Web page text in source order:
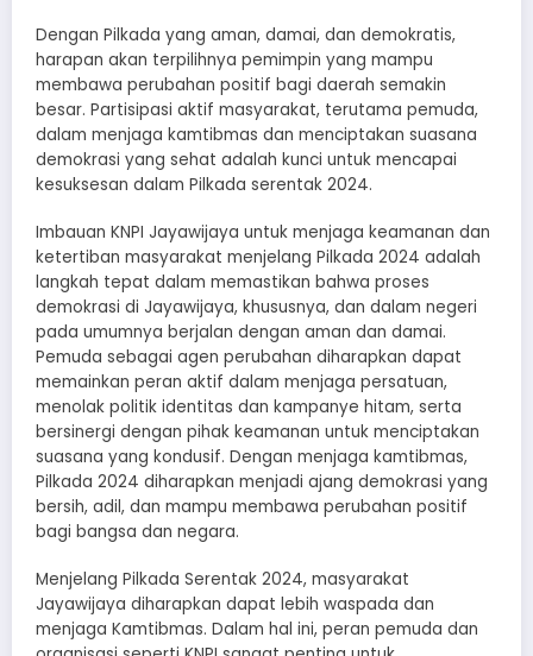
Dengan Pilkada yang aman, damai, dan demokratis,
harapan akan terpilihnya pemimpin yang mampu
membawa perubahan positif bagi daerah semakin
besar. Partisipasi aktif masyarakat, terutama pemuda,
dalam menjaga kamtibmas dan menciptakan suasana
demokrasi yang sehat adalah kunci untuk mencapai
kesuksesan dalam Pilkada serentak 2024.
Imbauan KNPI Jayawijaya untuk menjaga keamanan dan
ketertiban masyarakat menjelang Pilkada 2024 adalah
langkah tepat dalam memastikan bahwa proses
demokrasi di Jayawijaya, khususnya, dan dalam negeri
pada umumnya berjalan dengan aman dan damai.
Pemuda sebagai agen perubahan diharapkan dapat
memainkan peran aktif dalam menjaga persatuan,
menolak politik identitas dan kampanye hitam, serta
bersinergi dengan pihak keamanan untuk menciptakan
suasana yang kondusif. Dengan menjaga kamtibmas,
Pilkada 2024 diharapkan menjadi ajang demokrasi yang
bersih, adil, dan mampu membawa perubahan positif
bagi bangsa dan negara.
Menjelang Pilkada Serentak 2024, masyarakat
Jayawijaya diharapkan dapat lebih waspada dan
menjaga Kamtibmas. Dalam hal ini, peran pemuda dan